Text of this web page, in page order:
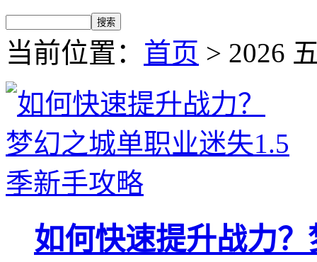
当前位置： 首页 > 2026
如何快速提升战力